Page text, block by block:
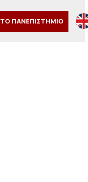
ΤΟ ΠΑΝΕΠΙΣΤΗΜΙΟ